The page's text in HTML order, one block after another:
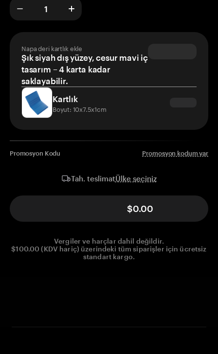
Napa deri kartlık ekle
Şık siyah dış yüzey, cesur mavi iç
tasarım – 4 karta kadar
saklayabilir.
Kartlık
Boyut: 10x7.5x1cm
Promosyon Kodu Promosyon kodum var
Tah. teslimatÜlke seçiniz
$0.00
Vergiler ve harçlar dahil değildir.
$100.00 (KDV hariç) üzerindeki tüm siparişler için ücretsiz
standart kargo.